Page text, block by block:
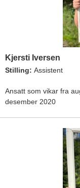
Kjersti Iversen
Stilling: Assistent
Ansatt som vikar fra
desember 2020